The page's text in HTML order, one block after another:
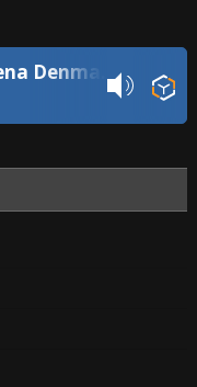
Radio Antena Denmark